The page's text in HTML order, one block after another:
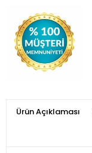
Ürün Açıklaması